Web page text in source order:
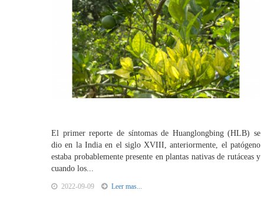
El primer reporte de síntomas de Huanglongbing (HLB) se
dio en la India en el siglo XVIII, anteriormente, el patógeno
estaba probablemente presente en plantas nativas de rutáceas y
cuando los...
2022-09-09 Leer mas...